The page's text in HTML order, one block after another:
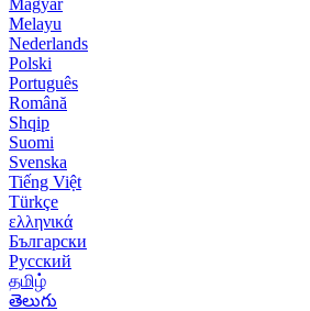
Melayu
Nederlands
Polski
Português
Română
Shqip
Suomi
Svenska
Tiếng Việt
Türkçe
ελληνικά
Български
Русский
தமிழ்
తెలుగు